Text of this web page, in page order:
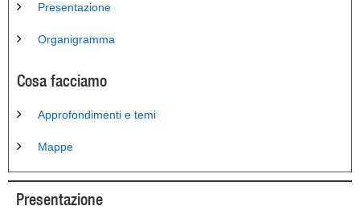
Presentazione
Organigramma
Cosa facciamo
Approfondimenti e temi
Mappe
Presentazione